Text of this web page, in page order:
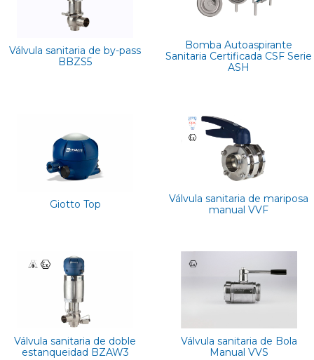
Válvula sanitaria de by-pass
BBZS5
Bomba Autoaspirante
Sanitaria Certificada CSF Serie
ASH
Giotto Top
Válvula sanitaria de mariposa
manual VVF
Válvula sanitaria de doble
estanqueidad BZAW3
Válvula sanitaria de Bola
Manual VVS